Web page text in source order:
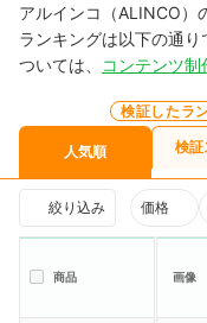
アルインコ（ALINCO）
ランキングは以下の通
ついては、
コンテンツ
人気順
検証したラ
検証
絞り込み 価格
商品 画像